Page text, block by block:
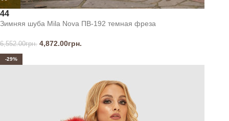
44
Зимняя шуба Mila Nova ПВ-192 темная фреза
6,552.00грн. 4,872.00грн.
-29%